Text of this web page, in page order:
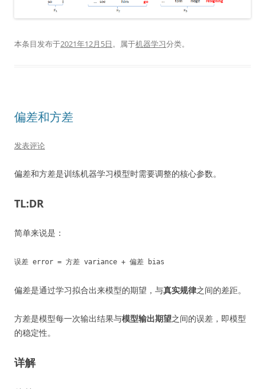
本条目发布于2021年12月5日。属于机器学习分类。
偏差和方差
发表评论
偏差和方差是训练机器学习模型时需要调整的核心参数。
TL:DR
简单来说是：
误差 error = 方差 variance + 偏差 bias
偏差是通过学习拟合出来模型的期望，与真实规律之间的差距。
方差是模型每一次输出结果与模型输出期望之间的误差，即模型
的稳定性。
详解